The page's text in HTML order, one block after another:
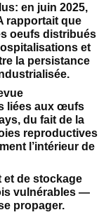
en juin 2025,
rapportait que
oeufs distribués
et
la persistance
liées aux œufs
du fait de la
reproductives
l’intérieur de
et de stockage
vulnérables —
propager.